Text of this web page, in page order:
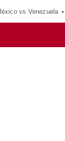
vs Venezuela